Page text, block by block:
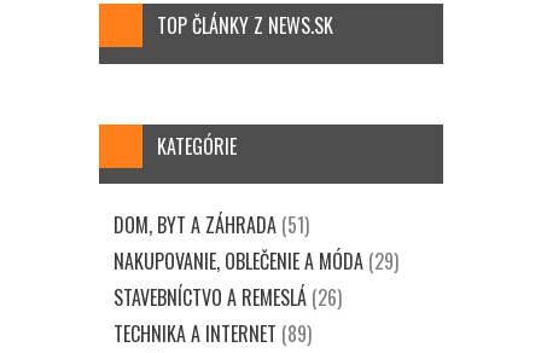
TOP ČLÁNKY Z NEWS.SK
KATEGÓRIE
DOM, BYT A ZÁHRADA(51)
NAKUPOVANIE, OBLEČENIE A MÓDA(29)
STAVEBNÍCTVO A REMESLÁ(26)
TECHNIKA A INTERNET (89)